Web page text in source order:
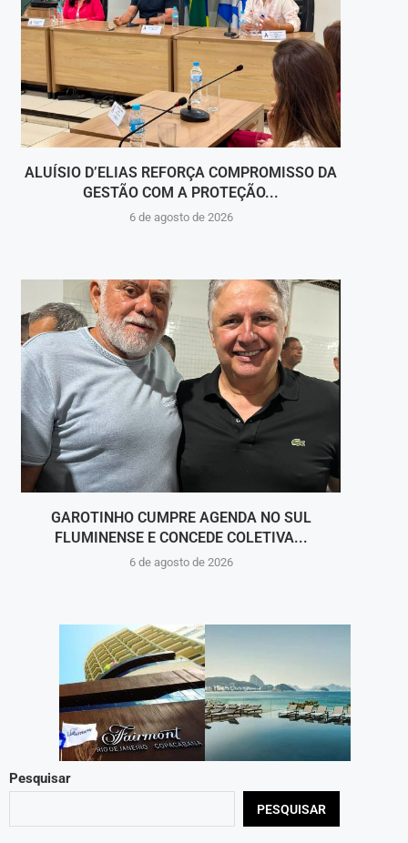
ALUÍSIO D’ELIAS REFORÇA COMPROMISSO DA
GESTÃO COM A PROTEÇÃO...
6 de agosto de 2026
GAROTINHO CUMPRE AGENDA NO SUL
FLUMINENSE E CONCEDE COLETIVA...
6 de agosto de 2026
Pesquisar
PESQUISAR